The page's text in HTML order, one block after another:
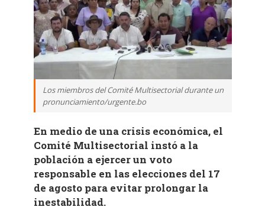
Los miembros del Comité Multisectorial durante un
pronunciamiento/urgente.bo
En medio de una crisis económica, el
Comité Multisectorial instó a la
población a ejercer un voto
responsable en las elecciones del 17
de agosto para evitar prolongar la
inestabilidad.